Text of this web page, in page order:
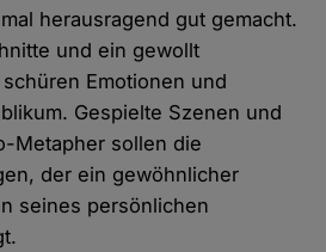
herausragend gut gemacht.
und ein gewollt
Emotionen und
Gespielte Szenen und
Metapher sollen die
der ein gewöhnlicher
seines persönlichen